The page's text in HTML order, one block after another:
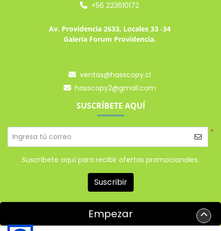
Empezar
+56 223610172
Av. Providencia 2633, Locales 33 -34
Galería Forum Providencia.
ventas@hasscopy.cl
hasscopy2@gmail.com
SUSCRÍBETE AQUÍ
*
Ingresa tú correo
Suscríbete aquí para recibir ofertas promocionales.
Suscribir
Powered By Onprintshop